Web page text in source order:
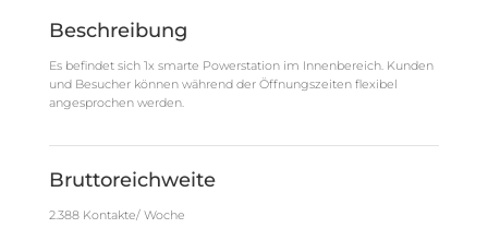
Beschreibung
Es befindet sich 1x smarte Powerstation im Innenbereich. Kunden
und Besucher können während der Öffnungszeiten flexibel
angesprochen werden.
Bruttoreichweite
2.388 Kontakte/ Woche